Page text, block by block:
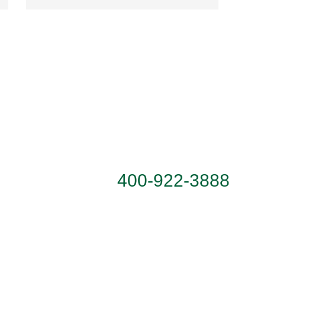
400-922-3888